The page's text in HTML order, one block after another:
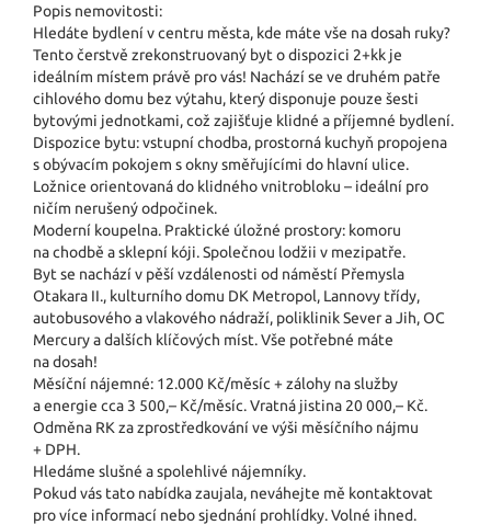
Popis nemovitosti:
Hledáte bydlení v centru města, kde máte vše na dosah ruky?
Tento čerstvě zrekonstruovaný byt o dispozici 2+kk je
ideálním místem právě pro vás! Nachází se ve druhém patře
cihlového domu bez výtahu, který disponuje pouze šesti
bytovými jednotkami, což zajišťuje klidné a příjemné bydlení.
Dispozice bytu: vstupní chodba, prostorná kuchyň propojena
s obývacím pokojem s okny směřujícími do hlavní ulice.
Ložnice orientovaná do klidného vnitrobloku – ideální pro
ničím nerušený odpočinek.
Moderní koupelna. Praktické úložné prostory: komoru
na chodbě a sklepní kóji. Společnou lodžii v mezipatře.
Byt se nachází v pěší vzdálenosti od náměstí Přemysla
Otakara II., kulturního domu DK Metropol, Lannovy třídy,
autobusového a vlakového nádraží, poliklinik Sever a Jih, OC
Mercury a dalších klíčových míst. Vše potřebné máte
na dosah!
Měsíční nájemné: 12.000 Kč/měsíc + zálohy na služby
a energie cca 3 500,– Kč/měsíc. Vratná jistina 20 000,– Kč.
Odměna RK za zprostředkování ve výši měsíčního nájmu
+ DPH.
Hledáme slušné a spolehlivé nájemníky.
Pokud vás tato nabídka zaujala, neváhejte mě kontaktovat
pro více informací nebo sjednání prohlídky. Volné ihned.